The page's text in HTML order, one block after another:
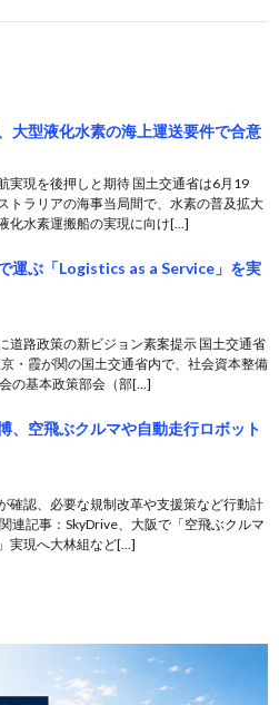
大型液化水素の海上運送要件で合意
実現を後押しと期待 国土交通省は6月19
トラリアの海事当局間で、水素の普及拡大
化水素運搬船の実現に向け[…]
運ぶ「Logistics as a Service」を実
道路政策の新ビジョン素案提示 国土交通省
・霞が関の国土交通省内で、社会資本整備
の基本政策部会（部[…]
、空飛ぶクルマや自動走行ロボット
確認、必要な規制改革や支援策など行動計
連記事：SkyDrive、大阪で「空飛ぶクルマ
実現へ大林組など[…]